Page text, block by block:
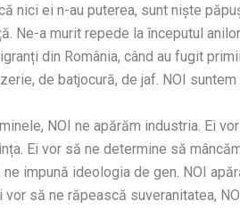
nici ei n-au puterea, sunt niște
Ne-a murit repede la începutul
din România, când au fugit
de batjocură, de jaf. NOI
NOI ne apărăm industria. Ei
Ei vor să ne determine să
impună ideologia de gen. NOI
vor să ne răpească suveranitatea,